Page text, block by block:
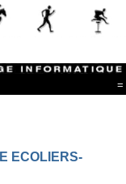
=
ECOLIERS-